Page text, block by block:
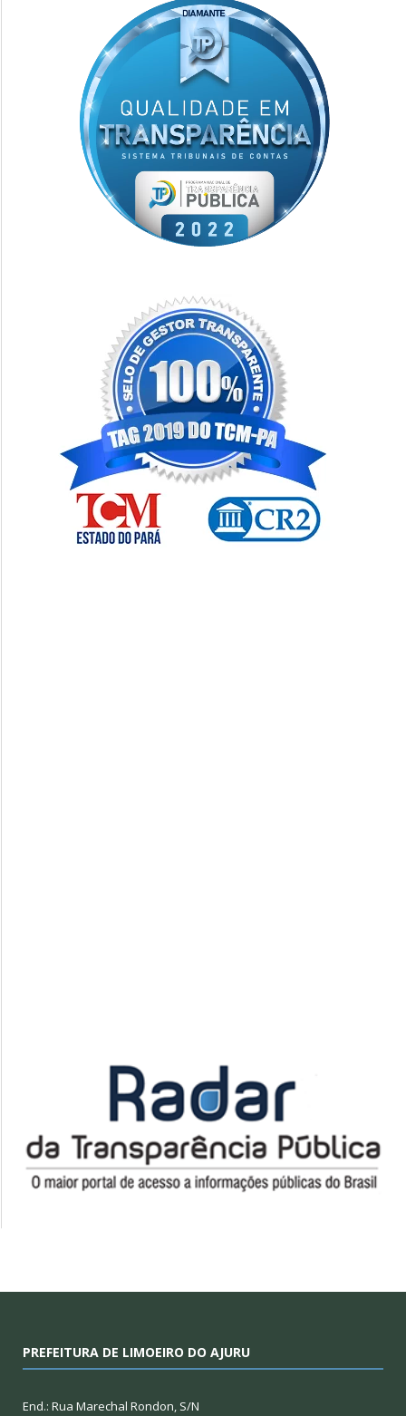
PREFEITURA DE LIMOEIRO DO AJURU
End.: Rua Marechal Rondon, S/N